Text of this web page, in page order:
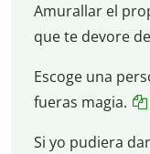
Amurallar el
que te devore
Escoge una
fueras magia.
Si yo pudiera